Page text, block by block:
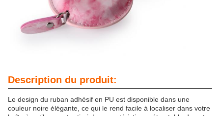
Description du produit:
Le design du ruban adhésif en PU est disponible dans une
couleur noire élégante, ce qui le rend facile à localiser dans votre